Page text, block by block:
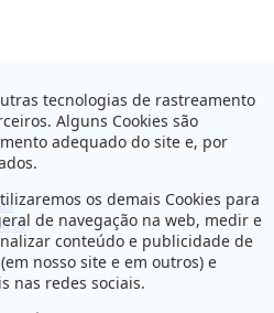
tecnologias de rastreamento
Alguns Cookies são
adequado do site e, por
os demais Cookies para
de navegação na web, medir e
conteúdo e publicidade de
nosso site e em outros) e
nas redes sociais.